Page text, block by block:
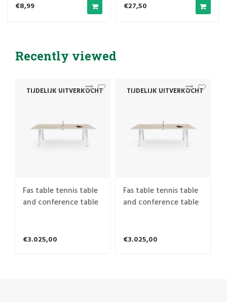
€8,99 €27,50
Recently viewed
TIJDELIJK UITVERKOCHT
Fas table tennis table
and conference table
€3.025,00
TIJDELIJK UITVERKOCHT
Fas table tennis table
and conference table
€3.025,00